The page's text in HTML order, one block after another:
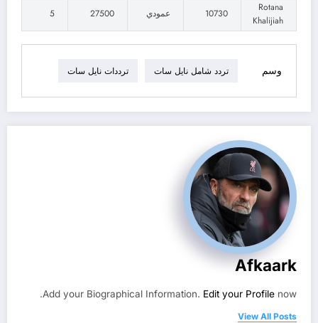
Rotana
Khalijiah
10730 عمودي 27500
5
وسم تردد شامل نايل سات ترددات نايل سات
Afkaark
Add your Biographical Information. Edit your Profile now.
View All Posts